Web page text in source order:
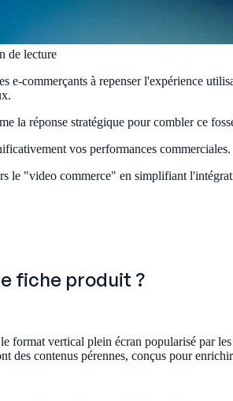
de lecture
e-commerçants à repenser l'expérience
la réponse stratégique pour combler ce
vos performances commerciales.
le "video commerce" en simplifiant
fiche produit ?
vertical plein écran popularisé par
des contenus pérennes, conçus pour